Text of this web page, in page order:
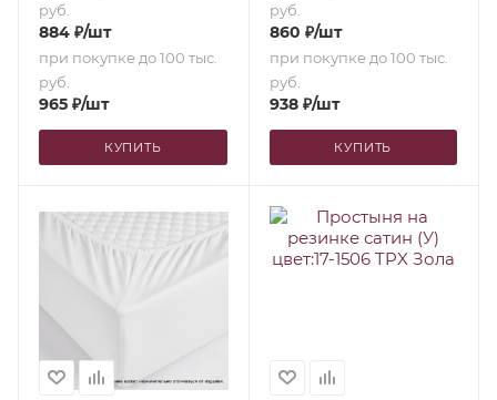
руб.
884 ₽/шт
при покупке до 100 тыс.
руб.
965 ₽/шт
КУПИТЬ
руб.
860 ₽/шт
при покупке до 100 тыс.
руб.
938₽/шт
КУПИТЬ